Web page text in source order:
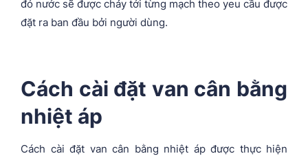
đó nước sẽ được chảy tới từng mạch theo yeu cầu được
đặt ra ban đầu bởi người dùng.
Cách cài đặt van cân bằng
nhiệt áp
Cách cài đặt van cân bằng nhiệt áp được thực hiện